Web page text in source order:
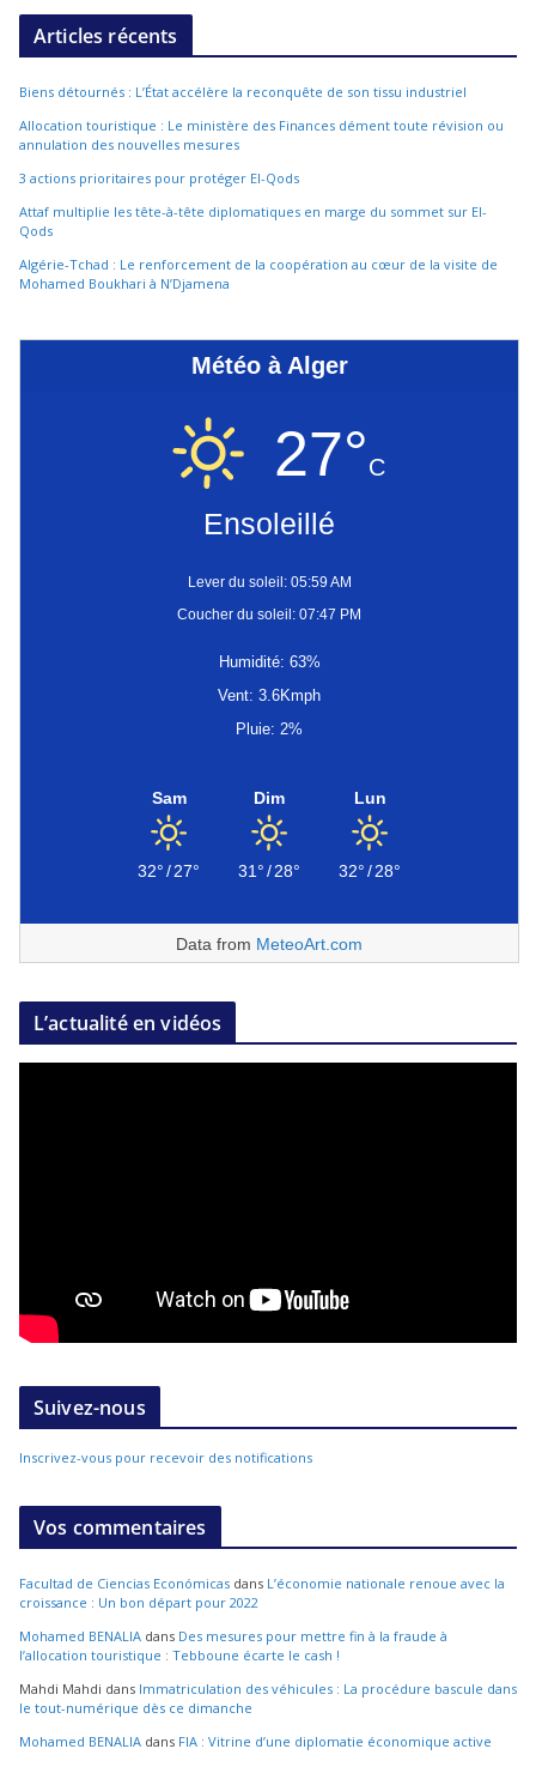
Articles récents
Biens détournés : L’État accélère la reconquête de son tissu industriel
Allocation touristique : Le ministère des Finances dément toute révision ou
annulation des nouvelles mesures
3 actions prioritaires pour protéger El-Qods
Attaf multiplie les tête-à-tête diplomatiques en marge du sommet sur El-
Qods
Algérie-Tchad : Le renforcement de la coopération au cœur de la visite de
Mohamed Boukhari à N’Djamena
Météo à Alger
27°C
Ensoleillé
Lever du soleil: 05:59 AM
Coucher du soleil: 07:47 PM
Humidité: 63%
Vent: 3.6Kmph
Pluie: 2%
Sam
32°/27°
Dim
31°/28°
Lun
32°/28°
Data from MeteoArt.com
L’actualité en vidéos
Suivez-nous
Inscrivez-vous pour recevoir des notifications
Vos commentaires
Facultad de Ciencias Económicas dans L’économie nationale renoue avec la
croissance : Un bon départ pour 2022
Mohamed BENALIA dans Des mesures pour mettre fin à la fraude à
l’allocation touristique : Tebboune écarte le cash !
Mahdi Mahdi dans Immatriculation des véhicules : La procédure bascule dans
le tout-numérique dès ce dimanche
Mohamed BENALIA dans FIA : Vitrine d’une diplomatie économique active